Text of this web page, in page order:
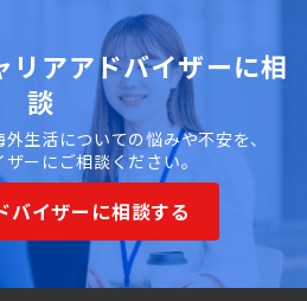
リアアドバイザーに相
談
生活についての悩みや不安を、
ーにご相談ください。
バイザーに相談する